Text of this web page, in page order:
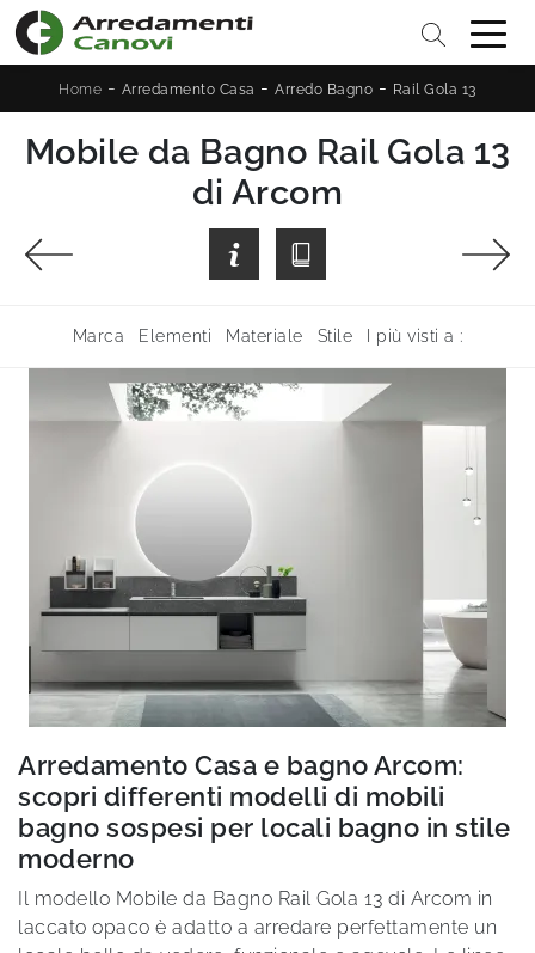
Home - Arredamento Casa -Arredo Bagno - Rail Gola 13
Mobile da Bagno Rail Gola 13
di Arcom
Marca Elementi Materiale Stile I più visti a :
Arredamento Casa e bagno Arcom:
scopri differenti modelli di mobili
bagno sospesi per locali bagno in stile
moderno
Il modello Mobile da Bagno Rail Gola 13 di Arcom in
laccato opaco è adatto a arredare perfettamente un